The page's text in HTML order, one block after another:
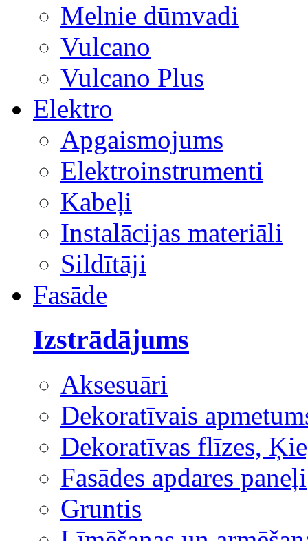
Melnie dūmvadi
Vulcano
Vulcano Plus
Elektro
Apgaismojums
Elektroinstrumenti
Kabeļi
Instalācijas materiāli
Sildītāji
Fasāde
Izstrādājums
Aksesuāri
Dekoratīvais
Dekoratīvas flīzes,
Fasādes apdares paneļi
Gruntis